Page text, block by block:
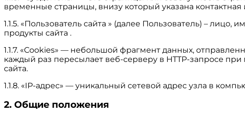
временные страницы, внизу который указана
1.1.5. «Пользователь сайта » (далее Пользователь) –
продукты сайта .
1.1.7. «Cookies» — небольшой фрагмент данных,
каждый раз пересылает веб-серверу в HTTP-запросе
сайта.
1.1.8. «IP-адрес» — уникальный сетевой адрес узла в
2. Общие положения